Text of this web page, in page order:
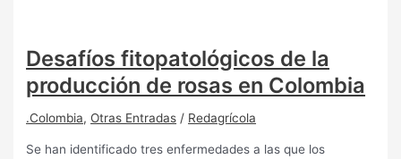
Desafíos fitopatológicos de la
producción de rosas en Colombia
.Colombia, Otras Entradas / Redagrícola
Se han identificado tres enfermedades a las que los